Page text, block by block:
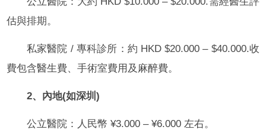
估與排期。
私家醫院 / 專科診所：約 HKD $20.000 – $40.000.收
費包含醫生費、手術室費用及麻醉費。
2、內地(如深圳)
公立醫院：人民幣 ¥3.000 – ¥6.000 左右。